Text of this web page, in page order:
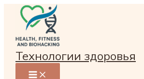
Перейти
содержимому
Технологии здоровья